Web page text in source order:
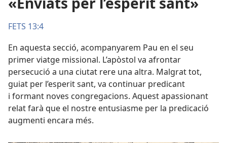
FETS 13:4
En aquesta secció, acompanyarem Pau en el seu
primer viatge missional. L’apòstol va afrontar
persecució a una ciutat rere una altra. Malgrat tot,
guiat per l’esperit sant, va continuar predicant
i formant noves congregacions. Aquest apassionant
relat farà que el nostre entusiasme per la predicació
augmenti encara més.